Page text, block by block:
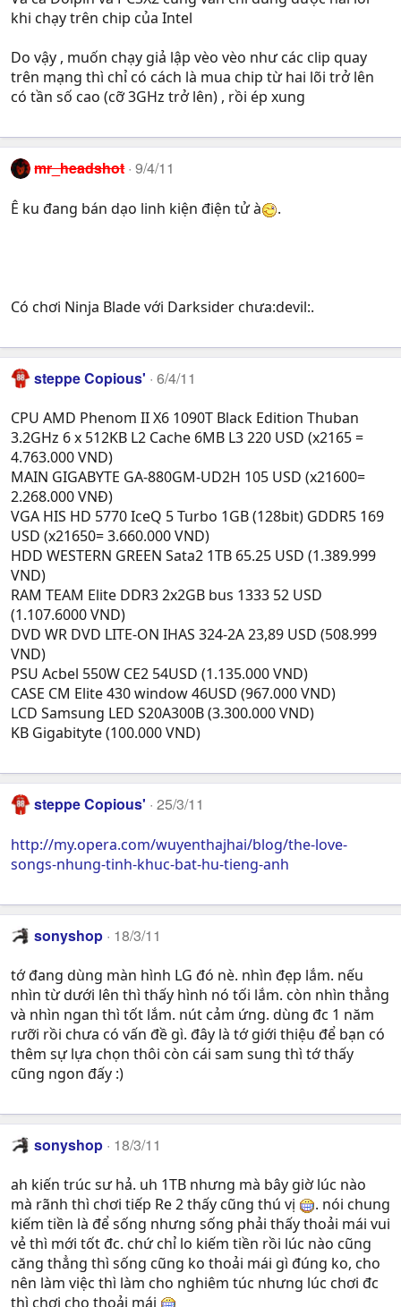
khi chạy trên chip của Intel
Do vậy , muốn chạy giả lập vèo vèo như các clip quay
trên mạng thì chỉ có cách là mua chip từ hai lõi trở lên
có tần số cao (cỡ 3GHz trở lên) , rồi ép xung
mr_headshot 9/4/11
Ê ku đang bán dạo linh kiện điện tử à .
Có chơi Ninja Blade với Darksider chưa:devil:.
steppe Copious' 6/4/11
CPU AMD Phenom II X6 1090T Black Edition Thuban
3.2GHz 6 x 512KB L2 Cache 6MB L3 220 USD (x2165 =
4.763.000 VND)
MAIN GIGABYTE GA-880GM-UD2H 105 USD (x21600=
2.268.000 VNĐ)
VGA HIS HD 5770 IceQ 5 Turbo 1GB (128bit) GDDR5 169
USD (x21650= 3.660.000 VND)
HDD WESTERN GREEN Sata2 1TB 65.25 USD (1.389.999
VND)
RAM TEAM Elite DDR3 2x2GB bus 1333 52 USD
(1.107.6000 VND)
DVD WR DVD LITE-ON IHAS 324-2A 23,89 USD (508.999
VND)
PSU Acbel 550W CE2 54USD (1.135.000 VND)
CASE CM Elite 430 window 46USD (967.000 VND)
LCD Samsung LED S20A300B (3.300.000 VND)
KB Gigabityte (100.000 VND)
steppe Copious' 25/3/11
http://my.opera.com/wuyenthajhai/blog/the-love-
songs-nhung-tinh-khuc-bat-hu-tieng-anh
sonyshop 18/3/11
tớ đang dùng màn hình LG đó nè. nhìn đẹp lắm. nếu
nhìn từ dưới lên thì thấy hình nó tối lắm. còn nhìn thẳng
và nhìn ngan thì tốt lắm. nút cảm ứng. dùng đc 1 năm
rưỡi rồi chưa có vấn đề gì. đây là tớ giới thiệu để bạn có
thêm sự lựa chọn thôi còn cái sam sung thì tớ thấy
cũng ngon đấy :)
sonyshop 18/3/11
ah kiến trúc sư hả. uh 1TB nhưng mà bây giờ lúc nào
mà rãnh thì chơi tiếp Re 2 thấy cũng thú vị
. nói chung
kiếm tiền là để sống nhưng sống phải thấy thoải mái vui
vẻ thì mới tốt đc. chứ chỉ lo kiếm tiền rồi lúc nào cũng
căng thẳng thì sống cũng ko thoải mái gì đúng ko, cho
nên làm việc thì làm cho nghiêm túc nhưng lúc chơi đc
thì chơi cho thoải mái